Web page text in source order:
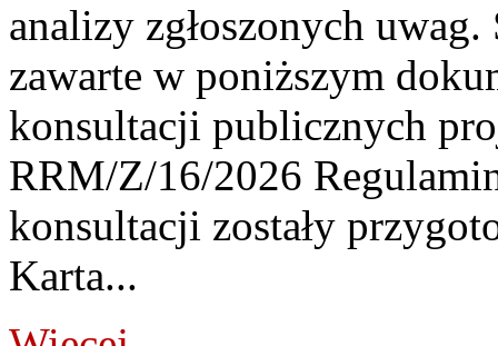
analizy zgłoszonych
zawarte w poniższym
konsultacji publicznych
RRM/Z/16/2026
konsultacji zostały
Karta...